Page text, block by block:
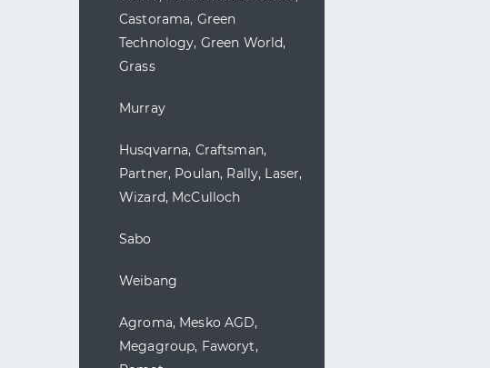
Castorama, Green
Technology, Green World,
Grass
Murray
Husqvarna, Craftsman,
Partner, Poulan, Rally, Laser,
Wizard, McCulloch
Sabo
Weibang
Agroma, Mesko AGD,
Megagroup, Faworyt,